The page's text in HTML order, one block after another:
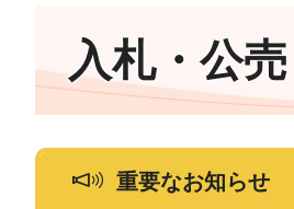
入札・公売
重要なお知らせ